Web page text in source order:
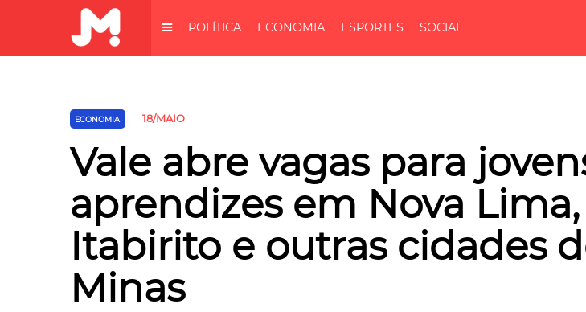
POLÍTICA ECONOMIA ESPORTES SOCIAL
ECONOMIA 18/MAIO
Vale abre vagas para
aprendizes em Nova Lima,
Itabirito e outras cidades
Minas